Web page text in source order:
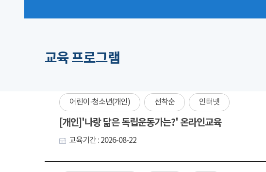
교육 프로그램
어린이·청소년(개인) 선착순 인터넷
[개인]'나랑 닮은 독립운동가는?' 온라인교육
교육기간 : 2026-08-22